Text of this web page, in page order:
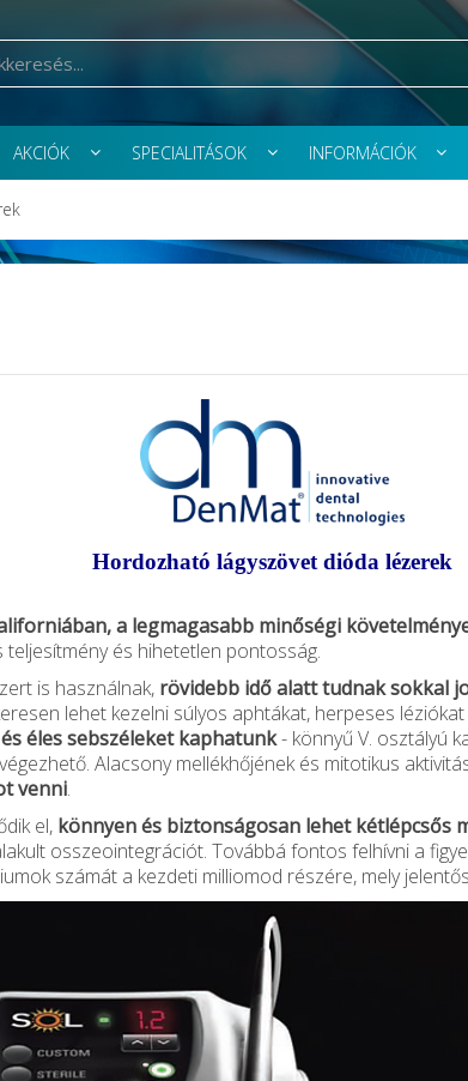
AKCIÓK SPECIALITÁSOK INFORMÁCIÓK
Hordozható lágyszövet dióda lézerek
a legmagasabb minőségi
és hihetetlen pontosság.
is használnak, rövidebb idő alatt tudnak sokkal
lehet kezelni súlyos aphtákat, herpeses
éles sebszéleket kaphatunk- könnyű V. osztályú
Alacsony mellékhőjének és mitotikus
venni.
el, könnyen és biztonságosan lehet
osszeointegrációt. Továbbá fontos felhívni a
számát a kezdeti milliomod részére, mely